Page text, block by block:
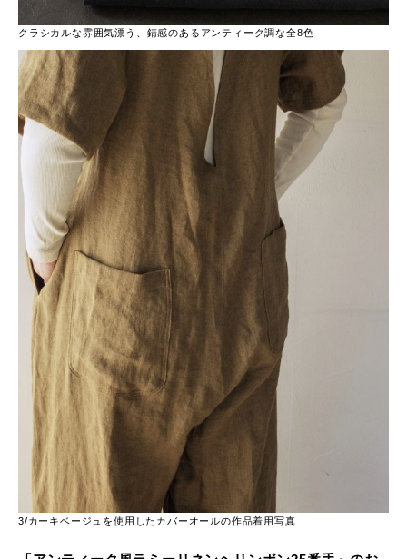
クラシカルな雰囲気漂う、錆感のあるアンティーク調な全8色
3/カーキベージュを使用したカバーオールの作品着用写真